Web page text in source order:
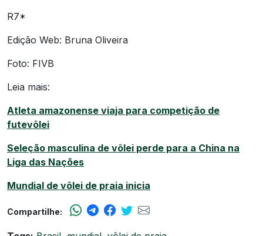
R7*
Edição Web: Bruna Oliveira
Foto: FIVB
Leia mais:
Atleta amazonense viaja para competição de
futevôlei
Seleção masculina de vôlei perde para a China na
Liga das Nações
Mundial de vôlei de praia inicia
Compartilhe: